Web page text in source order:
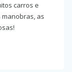
carros e
as